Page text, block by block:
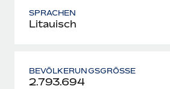
SPRACHEN
Litauisch
BEVÖLKERUNGSGRÖSSE
2.793.694